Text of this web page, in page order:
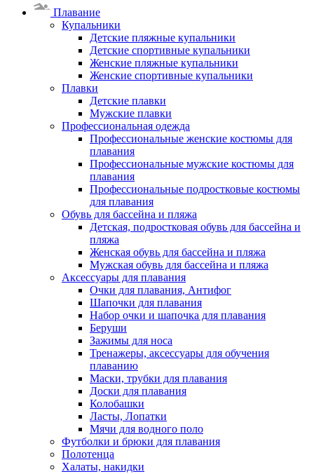
Плавание
Купальники
Детские пляжные купальники
Детские спортивные купальники
Женские пляжные купальники
Женские спортивные купальники
Плавки
Детские плавки
Мужские плавки
Профессиональная одежда
Профессиональные женские костюмы для
плавания
Профессиональные мужские костюмы для
плавания
Профессиональные подростковые костюмы
для плавания
Обувь для бассейна и пляжа
Детская, подростковая обувь для бассейна и
пляжа
Женская обувь для бассейна и пляжа
Мужская обувь для бассейна и пляжа
Аксессуары для плавания
Очки для плавания, Антифог
Шапочки для плавания
Набор очки и шапочка для плавания
Беруши
Зажимы для носа
Тренажеры, аксессуары для обучения
плаванию
Маски, трубки для плавания
Доски для плавания
Колобашки
Ласты, Лопатки
Мячи для водного поло
Футболки и брюки для плавания
Полотенца
Халаты, накидки